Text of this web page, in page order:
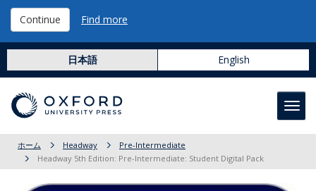
Continue Find more
日本語 English
ホーム Headway
Pre-Intermediate
Headway 5th Edition: Pre-Intermediate: Student Digital Pack